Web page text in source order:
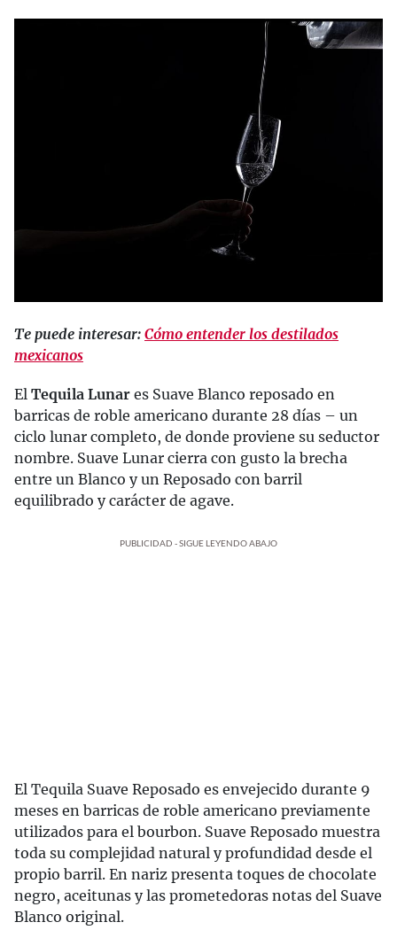
Te puede interesar: Cómo entender los destilados
mexicanos
El Tequila Lunar es Suave Blanco reposado en
barricas de roble americano durante 28 días – un
ciclo lunar completo, de donde proviene su seductor
nombre. Suave Lunar cierra con gusto la brecha
entre un Blanco y un Reposado con barril
equilibrado y carácter de agave.
PUBLICIDAD - SIGUE LEYENDO ABAJO
El Tequila Suave Reposado es envejecido durante 9
meses en barricas de roble americano previamente
utilizados para el bourbon. Suave Reposado muestra
toda su complejidad natural y profundidad desde el
propio barril. En nariz presenta toques de chocolate
negro, aceitunas y las prometedoras notas del Suave
Blanco original.